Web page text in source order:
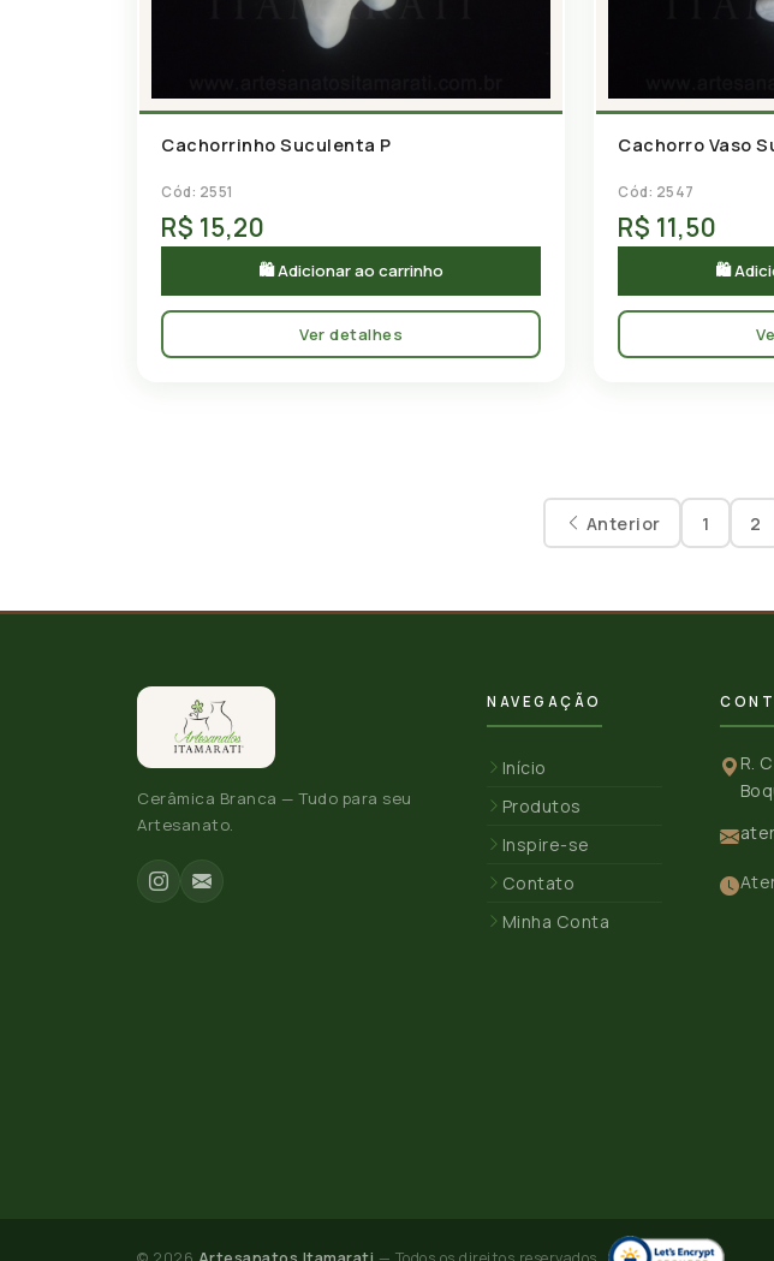
Cachorrinho Suculenta P
Cód: 2551
R$ 15,20
🛍 Adicionar ao carrinho
Ver detalhes
Cód: 2547
R$ 11,50
🛍
Anterior 1 2
Cerâmica Branca — Tudo para seu
Artesanato.
NAVEGAÇÃO
Início
Produtos
Inspire-se
Contato
Minha Conta
R.